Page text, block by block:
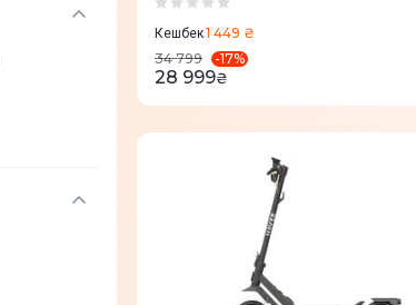
Кешбек1 449 ₴
34 799
-17%
28 999₴